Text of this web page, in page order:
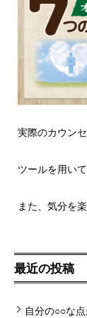
実際のカウン
ツールを用いて
また、気分を
最近の投稿
自分の○○な